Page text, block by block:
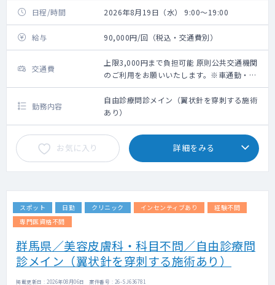
日程/時間 2026年8月19日（水） 9:00～19:00
給与 90,000円/回（税込・交通費別）
交通費
上限3,000円まで負担可能 原則公共交通機関
のご利用をお願いいたします。※車通勤・タ
クシー利用要相談
勤務内容
自由診療問診メイン（翼状針を穿刺する施術
あり）
お気に入り 詳細をみる
スポット 日勤 クリニック インセンティブあり
経験不問
専門医資格不問
群馬県／美容皮膚科・科目不問／自由診療問
診メイン（翼状針を穿刺する施術あり）
掲載更新日 : 2026年08月06日 案件番号 : 26-SJ636781